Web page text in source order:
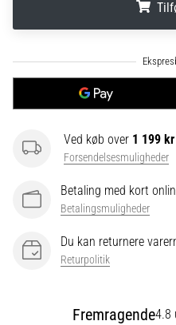
støddæmpning?
Oplev
med
til
både…
Ved køb over 1 199 kr
Forsendelsesmuligheder
Betaling med kort
Betalingsmuligheder
Du kan returnere
Returpolitik
Fremragende4.8